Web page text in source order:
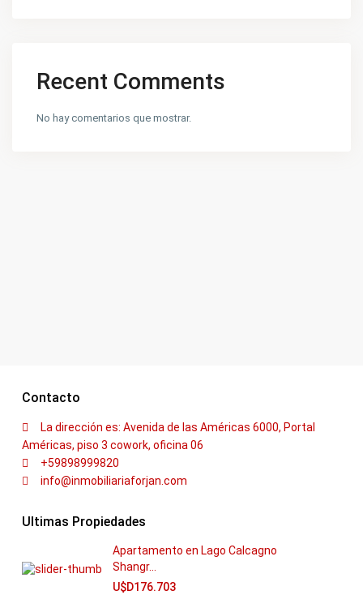
Recent Comments
No hay comentarios que mostrar.
Contacto
La dirección es: Avenida de las Américas 6000, Portal
Américas, piso 3 cowork, oficina 06
+59898999820
info@inmobiliariaforjan.com
Ultimas Propiedades
Apartamento en Lago Calcagno
Shangr...
U$D176.703